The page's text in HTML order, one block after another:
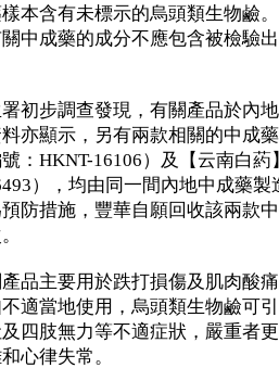
本含有未標示的烏頭類生物鹼
中成藥的成分不應包含被檢驗
步調查發現，有關產品於內地
亦顯示，另有兩款相關的中成
號：HKNT-16106）及【云南白
），均由同一間內地中成藥
防措施，豐華自願回收該兩款
。
主要用於跌打損傷及肌肉酸痛
適當地使用，烏頭類生物鹼可
四肢無力等不適症狀，嚴重者
和心律失常。